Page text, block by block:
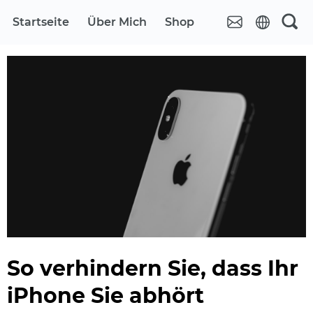
Startseite Über Mich Shop
So verhindern Sie, dass Ihr
iPhone Sie abhört